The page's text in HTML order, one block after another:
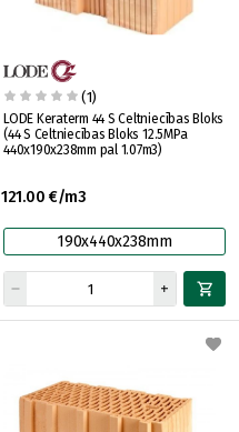
(1)
LODE Keraterm 44 S Celtniecības Bloks
(44 S Celtniecības Bloks 12.5MPa
440x190x238mm pal 1.07m3)
121.00 €/m3
190x440x238mm